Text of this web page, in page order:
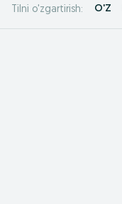
Tilni o'zgartirish: O'Z